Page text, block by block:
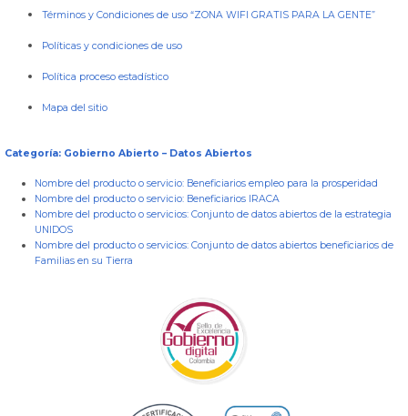
Términos y Condiciones de uso “ZONA WIFI GRATIS PARA LA GENTE”
Políticas y condiciones de uso
Política proceso estadístico
Mapa del sitio
Categoría: Gobierno Abierto – Datos Abiertos
Nombre del producto o servicio: Beneficiarios empleo para la prosperidad
Nombre del producto o servicio: Beneficiarios IRACA
Nombre del producto o servicios: Conjunto de datos abiertos de la estrategia
UNIDOS
Nombre del producto o servicios: Conjunto de datos abiertos beneficiarios de
Familias en su Tierra